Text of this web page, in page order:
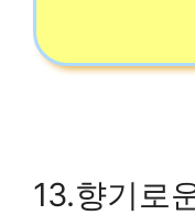
13.향기로